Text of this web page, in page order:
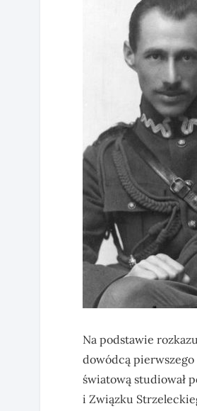
Na podstawie
dowódcą
światową studiował
i Związku